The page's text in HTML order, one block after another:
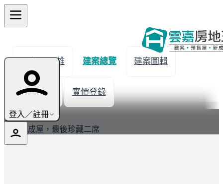
登入／註冊
← 返回民雄 建案總覽 建案圖輯
生活機能 實價登錄
最新
已完工成屋，最後珍藏二席